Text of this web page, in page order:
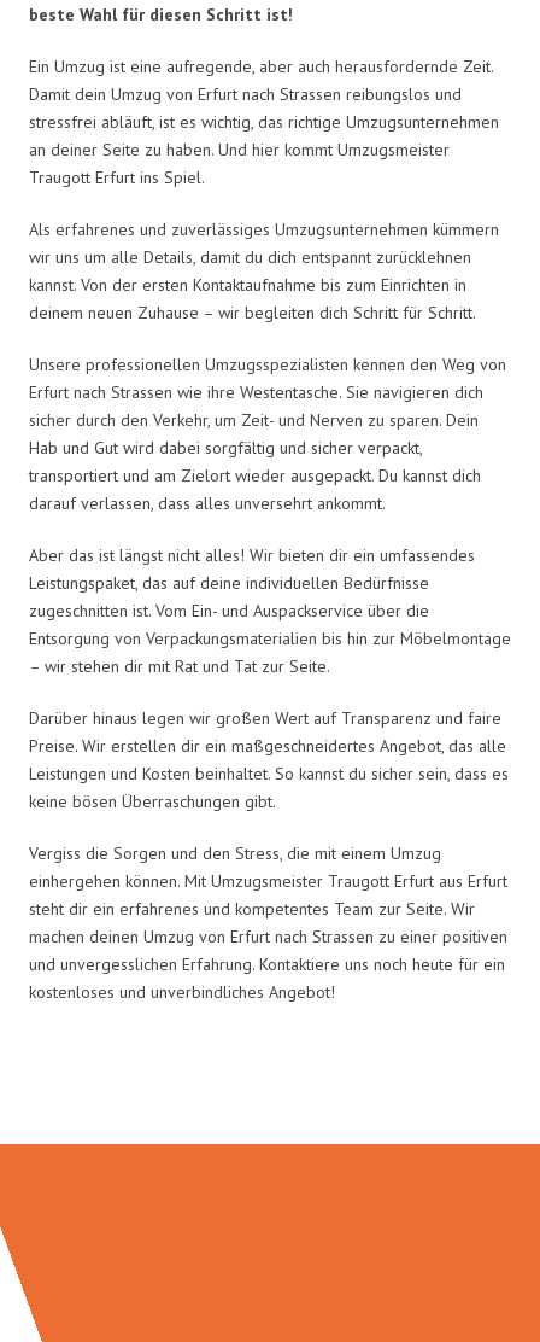
beste Wahl für diesen Schritt ist!
Ein Umzug ist eine aufregende, aber auch herausfordernde Zeit.
Damit dein Umzug von Erfurt nach Strassen reibungslos und
stressfrei abläuft, ist es wichtig, das richtige Umzugsunternehmen
an deiner Seite zu haben. Und hier kommt Umzugsmeister
Traugott Erfurt ins Spiel.
Als erfahrenes und zuverlässiges Umzugsunternehmen kümmern
wir uns um alle Details, damit du dich entspannt zurücklehnen
kannst. Von der ersten Kontaktaufnahme bis zum Einrichten in
deinem neuen Zuhause – wir begleiten dich Schritt für Schritt.
Unsere professionellen Umzugsspezialisten kennen den Weg von
Erfurt nach Strassen wie ihre Westentasche. Sie navigieren dich
sicher durch den Verkehr, um Zeit- und Nerven zu sparen. Dein
Hab und Gut wird dabei sorgfältig und sicher verpackt,
transportiert und am Zielort wieder ausgepackt. Du kannst dich
darauf verlassen, dass alles unversehrt ankommt.
Aber das ist längst nicht alles! Wir bieten dir ein umfassendes
Leistungspaket, das auf deine individuellen Bedürfnisse
zugeschnitten ist. Vom Ein- und Auspackservice über die
Entsorgung von Verpackungsmaterialien bis hin zur Möbelmontage
– wir stehen dir mit Rat und Tat zur Seite.
Darüber hinaus legen wir großen Wert auf Transparenz und faire
Preise. Wir erstellen dir ein maßgeschneidertes Angebot, das alle
Leistungen und Kosten beinhaltet. So kannst du sicher sein, dass es
keine bösen Überraschungen gibt.
Vergiss die Sorgen und den Stress, die mit einem Umzug
einhergehen können. Mit Umzugsmeister Traugott Erfurt aus Erfurt
steht dir ein erfahrenes und kompetentes Team zur Seite. Wir
machen deinen Umzug von Erfurt nach Strassen zu einer positiven
und unvergesslichen Erfahrung. Kontaktiere uns noch heute für ein
kostenloses und unverbindliches Angebot!